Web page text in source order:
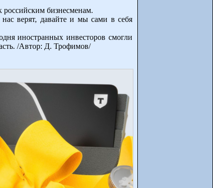
российским бизнесменам.
верят, давайте и мы сами в себя
иностранных инвесторов смогли
/Автор: Д. Трофимов/